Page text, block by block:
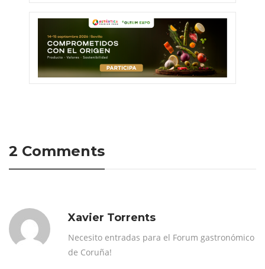
2 Comments
Xavier Torrents
Necesito entradas para el Forum gastronómico
de Coruña!